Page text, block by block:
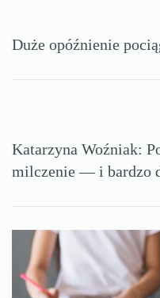
Duże opóźnienie
Katarzyna Woźniak:
milczenie — i bardzo